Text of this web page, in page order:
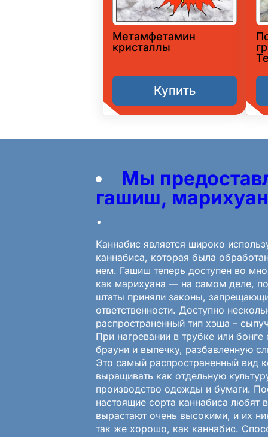
Метамфетамин
кристаллы
Купить
Мы
гашиш,
.
Каннабис является широко
каннабиса, которая была
нем. Гашиш теперь доступен во
как марихуана — на самом деле,
штаты приняли законы,
ответственности. Доступно
распространенный тип хэша –
При нагревании в трубке или
брауни и выпечку, разбавленную
Это самый распространенный вид
выращивать как отдельную
производство одежды и бумаги.
настоящие сорта каннабиса
вырастают очень высокими, и их
так же хорошо, как каннабис.